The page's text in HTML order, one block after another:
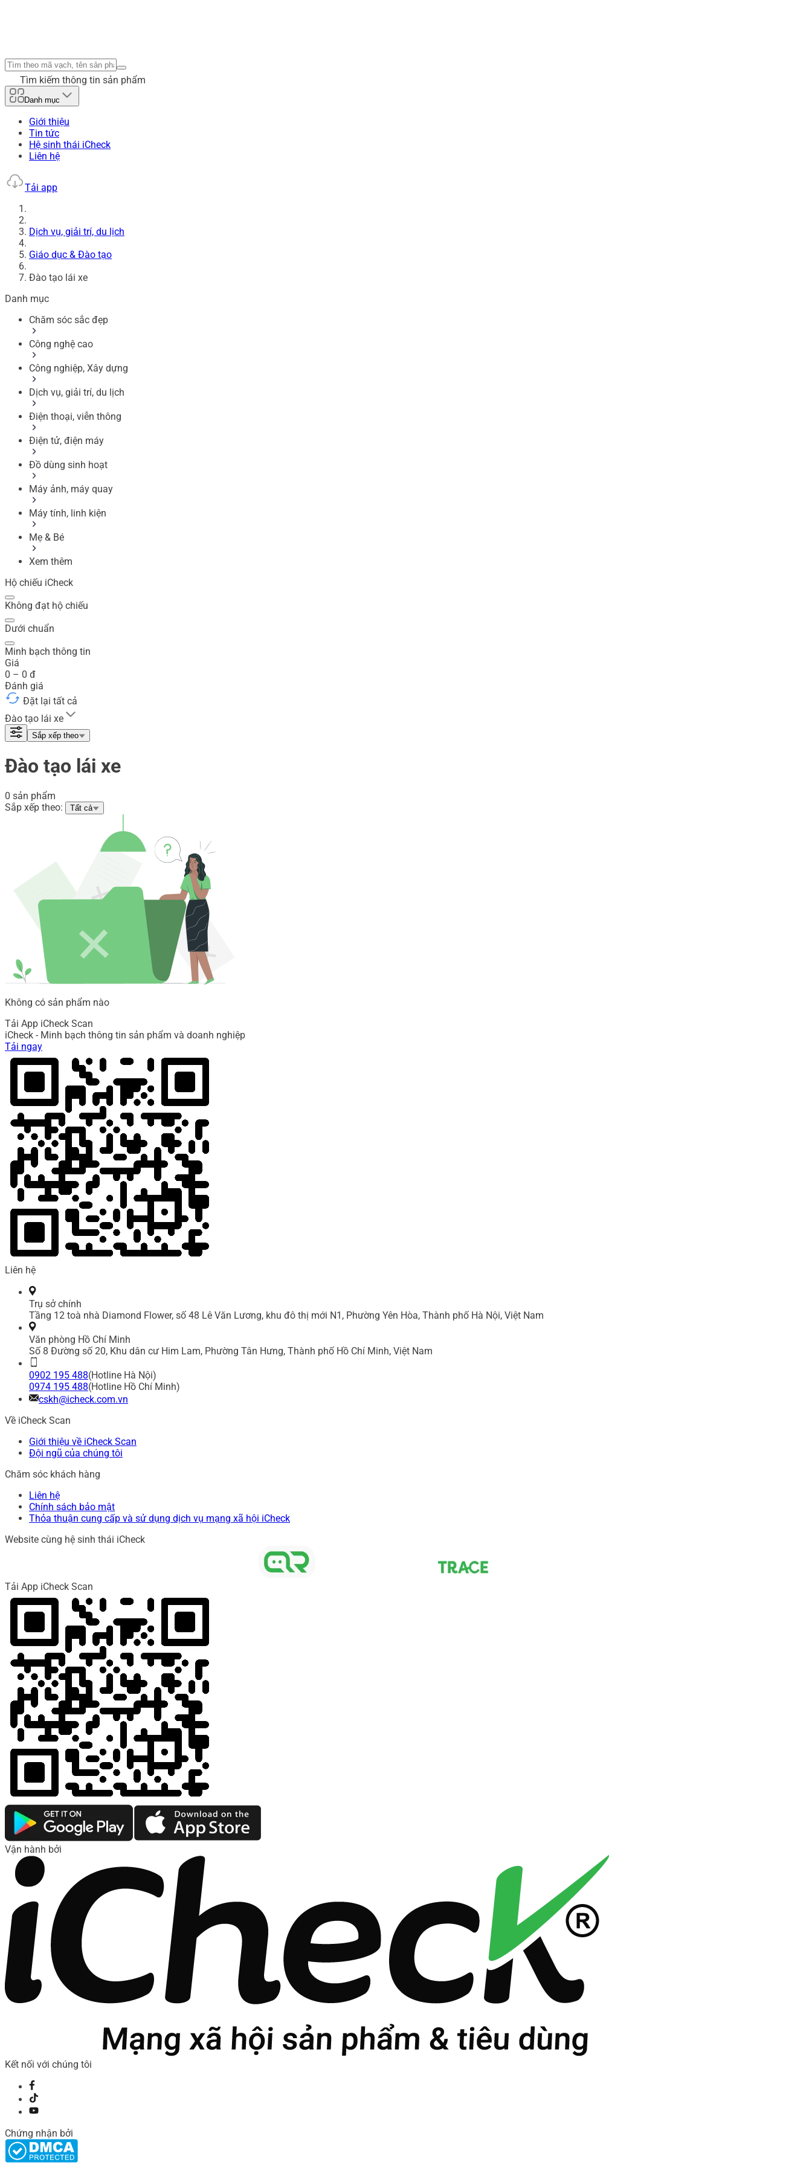
Tìm kiếm thông tin sản phẩm
Danh mục
Giới thiệu
Tin tức
Hệ sinh thái iCheck
Liên hệ
Tải app
Dịch vụ, giải trí, du lịch
Giáo dục & Đào tạo
Đào tạo lái xe
Danh mục
Chăm sóc sắc đẹp
Công nghệ cao
Công nghiệp, Xây dựng
Dịch vụ, giải trí, du lịch
Điện thoại, viễn thông
Điện tử, điện máy
Đồ dùng sinh hoạt
Máy ảnh, máy quay
Máy tính, linh kiện
Mẹ & Bé
Xem thêm
Hộ chiếu iCheck
Không đạt hộ chiếu
Dưới chuẩn
Minh bạch thông tin
Giá
0 – 0 đ
Đánh giá
Đặt lại tất cả
Đào tạo lái xe
Sắp xếp theo
Đào tạo lái xe
0 sản phẩm
Sắp xếp theo:
Tất cả
Không có sản phẩm nào
Tải App iCheck Scan
iCheck - Minh bạch thông tin sản phẩm và doanh nghiệp
Tải ngay
Liên hệ
Trụ sở chính
Tầng 12 toà nhà Diamond Flower, số 48 Lê Văn Lương, khu đô thị mới N1, Phường Yên Hòa, Thành phố Hà Nội, Việt Nam
Văn phòng Hồ Chí Minh
Số 8 Đường số 20, Khu dân cư Him Lam, Phường Tân Hưng, Thành phố Hồ Chí Minh, Việt Nam
0902 195 488(Hotline Hà Nội)
0974 195 488(Hotline Hồ Chí Minh)
cskh@icheck.com.vn
Về iCheck Scan
Giới thiệu về iCheck Scan
Đội ngũ của chúng tôi
Chăm sóc khách hàng
Liên hệ
Chính sách bảo mật
Thỏa thuận cung cấp và sử dụng dịch vụ mạng xã hội iCheck
Website cùng hệ sinh thái iCheck
Tải App iCheck Scan
Vận hành bởi
Kết nối với chúng tôi
Chứng nhận bởi